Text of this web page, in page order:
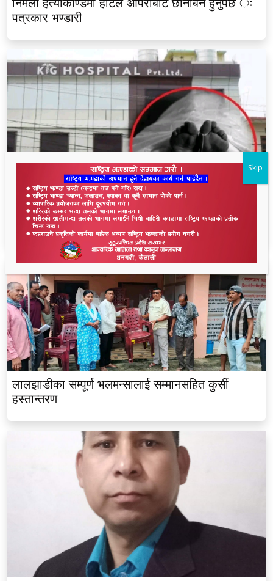
निर्मला हत्याकाण्डमा होटल ओपेराबाटै छानबिन हुनुपर्छ ः
पत्रकार भण्डारी
धनगढीको के जी अस्पतालमा मृत्यु प्रकरण: २२ लाखमा
केस रफादफा
लालझाडीका सम्पूर्ण भलमन्सालाई सम्मानसहित कुर्सी
हस्तान्तरण
Skip